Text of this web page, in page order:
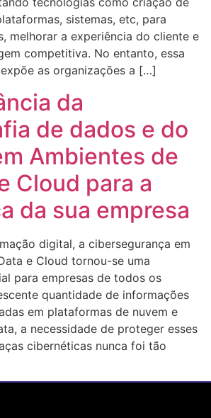
sistemas, etc, para
melhorar a experiência do cliente e
competitiva. No entanto, essa
as organizações a […]
da
de dados e do
Ambientes de
Cloud para a
da sua empresa
digital, a cibersegurança em
e Cloud tornou-se uma
para empresas de todos os
quantidade de informações
em plataformas de nuvem e
a necessidade de proteger esses
cibernéticas nunca foi tão